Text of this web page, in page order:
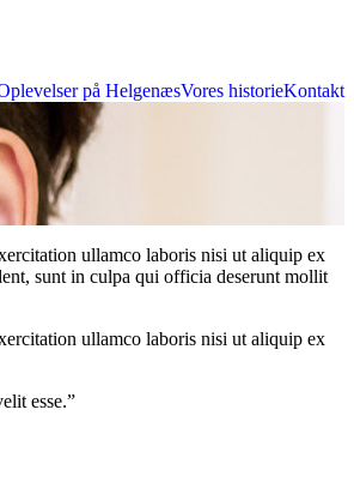
på HelgenæsVores historieKontakt
ullamco laboris nisi ut aliquip ex
sunt in culpa qui officia deserunt mollit
ullamco laboris nisi ut aliquip ex
esse.”